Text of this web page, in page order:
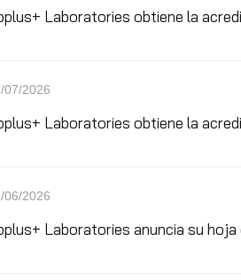
Laboratories obtiene la
07/2026
Laboratories obtiene la
06/2026
Laboratories anuncia su